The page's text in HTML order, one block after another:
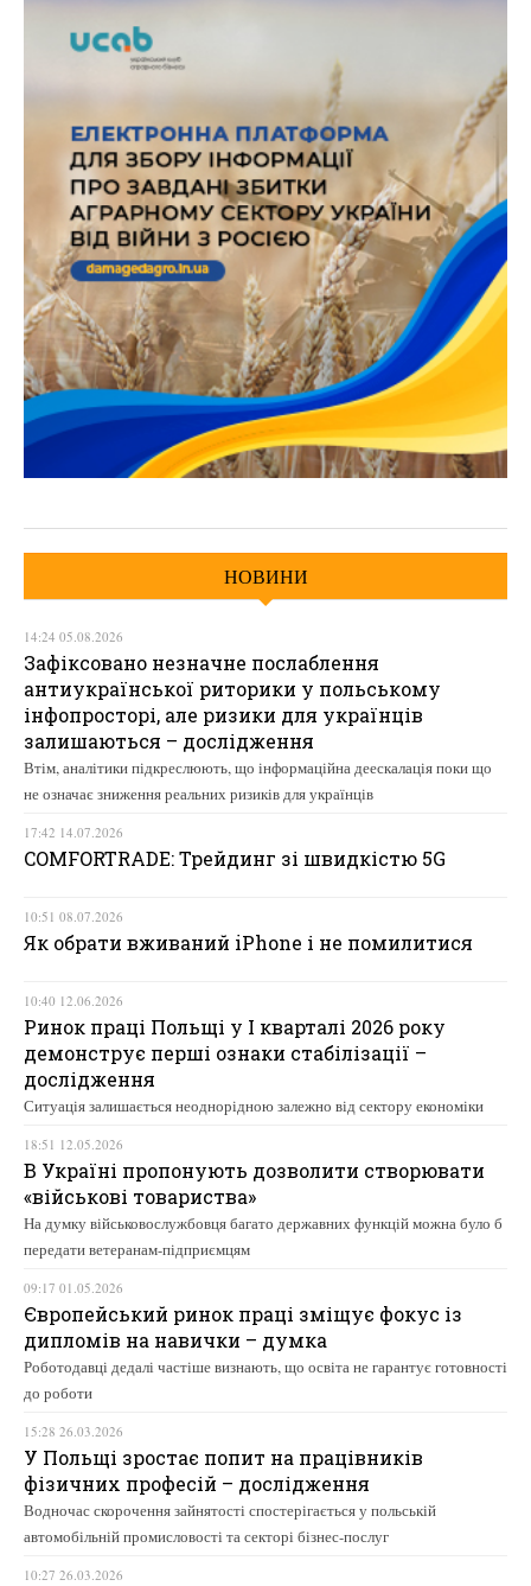
НОВИНИ
14:24 05.08.2026
Зафіксовано незначне послаблення
антиукраїнської риторики у польському
інфопросторі, але ризики для українців
залишаються – дослідження
Втім, аналітики підкреслюють, що інформаційна деескалація поки що
не означає зниження реальних ризиків для українців
17:42 14.07.2026
COMFORTRADE: Трейдинг зі швидкістю 5G
10:51 08.07.2026
Як обрати вживаний iPhone і не помилитися
10:40 12.06.2026
Ринок праці Польщі у І кварталі 2026 року
демонструє перші ознаки стабілізації –
дослідження
Ситуація залишається неоднорідною залежно від сектору економіки
18:51 12.05.2026
В Україні пропонують дозволити створювати
«військові товариства»
На думку військовослужбовця багато державних функцій можна було б
передати ветеранам-підприємцям
09:17 01.05.2026
Європейський ринок праці зміщує фокус із
дипломів на навички – думка
Роботодавці дедалі частіше визнають, що освіта не гарантує готовності
до роботи
15:28 26.03.2026
У Польщі зростає попит на працівників
фізичних професій – дослідження
Водночас скорочення зайнятості спостерігається у польській
автомобільній промисловості та секторі бізнес-послуг
10:27 26.03.2026